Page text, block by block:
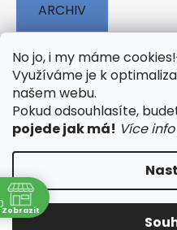
No jo, i my máme cookies!
Využíváme je k
našem webu.
Pokud odsouhlasíte,
pojede jak má! Více
ARCHIV
🟢 TECHNOLOGIE
🟢
Vytvořil
Zobrazit